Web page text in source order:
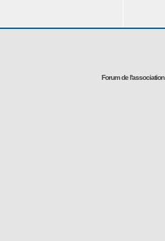
Forum de